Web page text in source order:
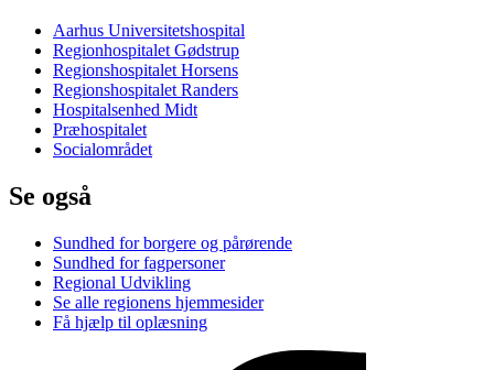
Aarhus Universitetshospital
Regionhospitalet Gødstrup
Regionshospitalet Horsens
Regionshospitalet Randers
Hospitalsenhed Midt
Præhospitalet
Socialområdet
Se også
Sundhed for borgere og pårørende
Sundhed for fagpersoner
Regional Udvikling
Se alle regionens hjemmesider
Få hjælp til oplæsning